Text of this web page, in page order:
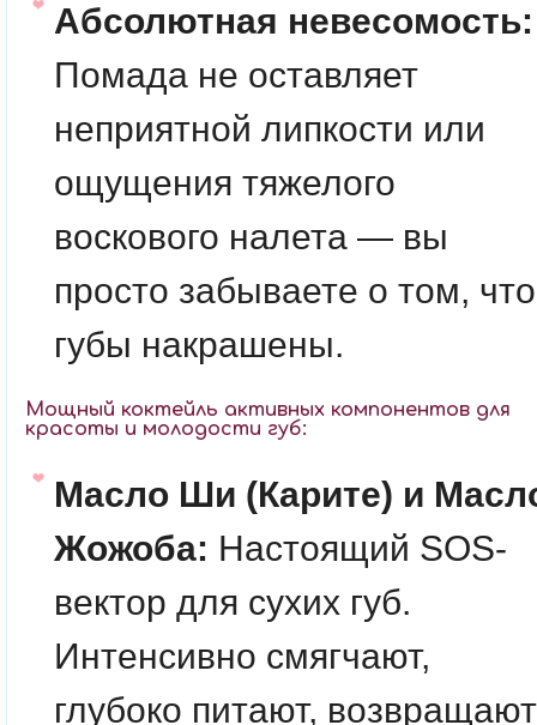
Абсолютная невесомость:
Помада не оставляет
неприятной липкости или
ощущения тяжелого
воскового налета — вы
просто забываете о том, что
губы накрашены.
Мощный коктейль активных компонентов для
красоты и молодости губ:
Масло Ши (Карите) и
Жожоба: Настоящий SOS-
вектор для сухих губ.
Интенсивно смягчают,
глубоко питают, возвращают